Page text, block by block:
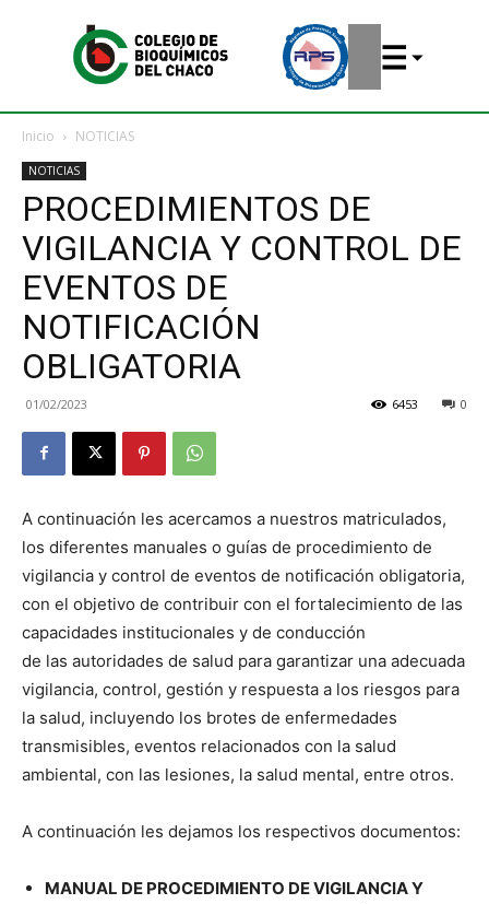
Inicio NOTICIAS
NOTICIAS
PROCEDIMIENTOS DE
VIGILANCIA Y CONTROL DE
EVENTOS DE
NOTIFICACIÓN
OBLIGATORIA
01/02/2023 0
6453
A continuación les acercamos a nuestros matriculados,
los diferentes manuales o guías de procedimiento de
vigilancia y control de eventos de notificación obligatoria,
con el objetivo de contribuir con el fortalecimiento de las
capacidades institucionales y de conducción
de las autoridades de salud para garantizar una adecuada
vigilancia, control, gestión y respuesta a los riesgos para
la salud, incluyendo los brotes de enfermedades
transmisibles, eventos relacionados con la salud
ambiental, con las lesiones, la salud mental, entre otros.
A continuación les dejamos los respectivos documentos:
MANUAL DE PROCEDIMIENTO DE VIGILANCIA Y